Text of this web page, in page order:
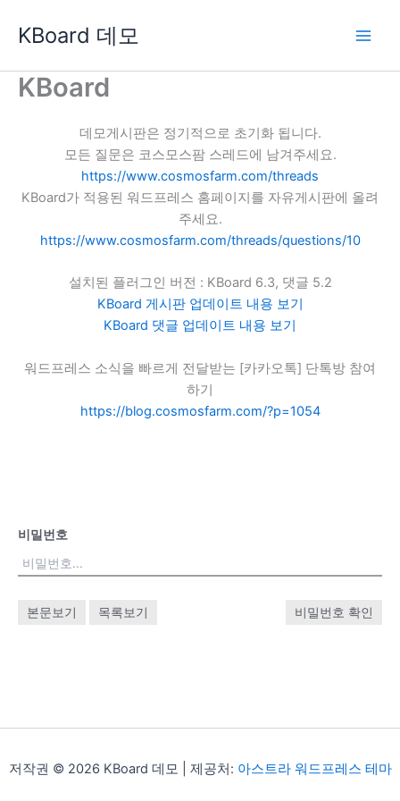
로
KBoard 데모
KBoard
데모게시판은 정기적으로 초기화 됩니다.
모든 질문은 코스모스팜 스레드에 남겨주세요.
https://www.cosmosfarm.com/threads
KBoard가 적용된 워드프레스 홈페이지를 자유게시판에 올려
주세요.
https://www.cosmosfarm.com/threads/questions/10
설치된 플러그인 버전 : KBoard 6.3, 댓글 5.2
KBoard 게시판 업데이트 내용 보기
KBoard 댓글 업데이트 내용 보기
워드프레스 소식을 빠르게 전달받는 [카카오톡] 단톡방 참여
하기
https://blog.cosmosfarm.com/?p=1054
비밀번호
본문보기 목록보기 비밀번호 확인
저작권 © 2026 KBoard 데모 | 제공처: 아스트라 워드프레스 테마